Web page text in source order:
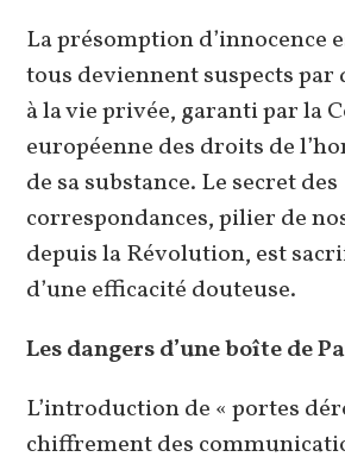
La présomption d’innocence
tous deviennent suspects
à la vie privée, garanti par la
européenne des droits de
de sa substance. Le secret des
correspondances, pilier de
depuis la Révolution, est
d’une efficacité douteuse.
Les dangers d’une boîte de
L’introduction de « portes
chiffrement des